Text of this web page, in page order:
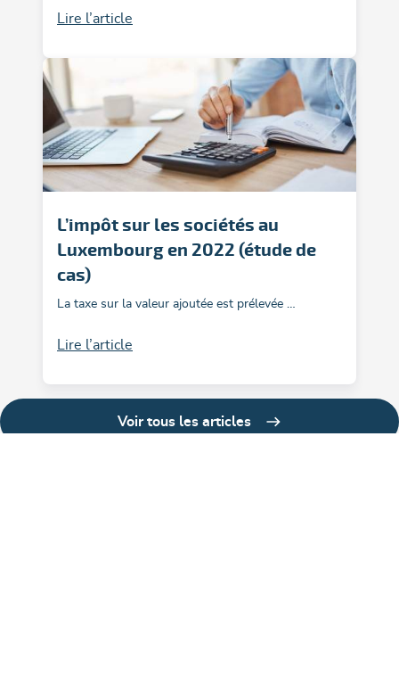
Lire l’article
L’impôt sur les sociétés au
Luxembourg en 2022 (étude de
cas)
La taxe sur la valeur ajoutée est prélevée …
Lire l’article
Voir tous les articles